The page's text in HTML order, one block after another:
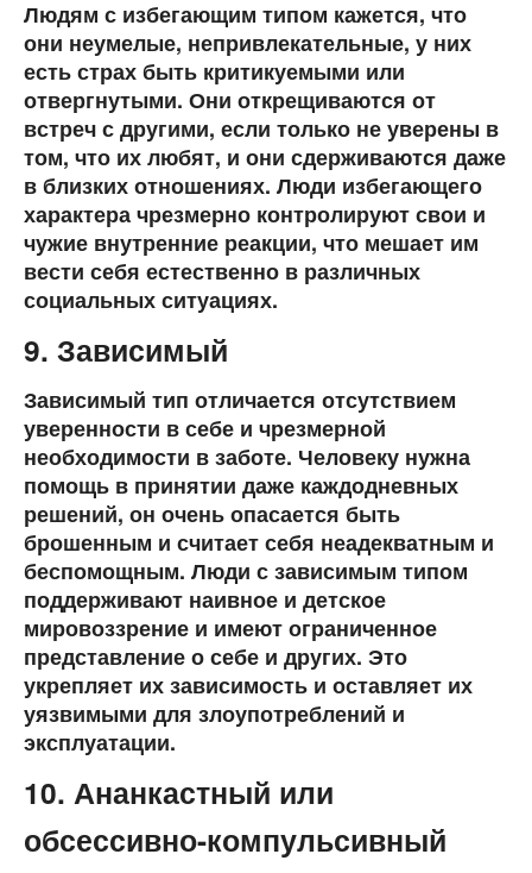
Людям с избегающим типом кажется, что
они неумелые, непривлекательные, у них
есть страх быть критикуемыми или
отвергнутыми. Они открещиваются от
встреч с другими, если только не уверены в
том, что их любят, и они сдерживаются даже
в близких отношениях. Люди избегающего
характера чрезмерно контролируют свои и
чужие внутренние реакции, что мешает им
вести себя естественно в различных
социальных ситуациях.
9. Зависимый
Зависимый тип отличается отсутствием
уверенности в себе и чрезмерной
необходимости в заботе. Человеку нужна
помощь в принятии даже каждодневных
решений, он очень опасается быть
брошенным и считает себя неадекватным и
беспомощным. Люди с зависимым типом
поддерживают наивное и детское
мировоззрение и имеют ограниченное
представление о себе и других. Это
укрепляет их зависимость и оставляет их
уязвимыми для злоупотреблений и
эксплуатации.
10. Ананкастный или
обсессивно-компульсивный